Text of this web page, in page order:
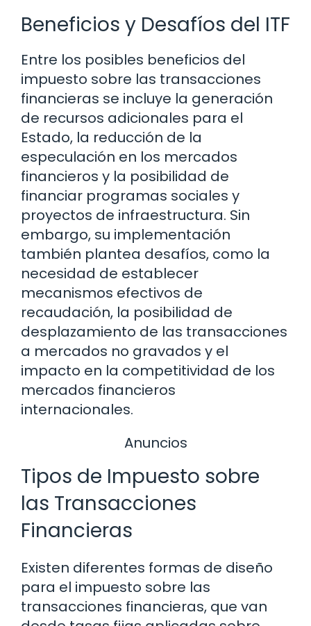
Beneficios y Desafíos del ITF
Entre los posibles beneficios del
impuesto sobre las transacciones
financieras se incluye la generación
de recursos adicionales para el
Estado, la reducción de la
especulación en los mercados
financieros y la posibilidad de
financiar programas sociales y
proyectos de infraestructura. Sin
embargo, su implementación
también plantea desafíos, como la
necesidad de establecer
mecanismos efectivos de
recaudación, la posibilidad de
desplazamiento de las transacciones
a mercados no gravados y el
impacto en la competitividad de los
mercados financieros
internacionales.
Anuncios
Tipos de Impuesto sobre
las Transacciones
Financieras
Existen diferentes formas de diseño
para el impuesto sobre las
transacciones financieras, que van